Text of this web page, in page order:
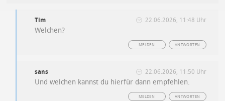
Tim 22.06.2026, 11:48 Uhr
Welchen?
ANTWORTEN
MELDEN
sans 22.06.2026, 11:50 Uhr
Und welchen kannst du hierfür dann empfehlen.
ANTWORTEN
MELDEN